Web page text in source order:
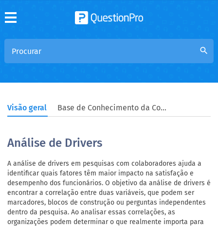
search
Visão geral Base de Conhecimento da Comunidade
Análise de Drivers
A análise de drivers em pesquisas com colaboradores ajuda a
identificar quais fatores têm maior impacto na satisfação e
desempenho dos funcionários. O objetivo da análise de drivers é
encontrar a correlação entre duas variáveis, que podem ser
marcadores, blocos de construção ou perguntas independentes
dentro da pesquisa. Ao analisar essas correlações, as
organizações podem determinar o que realmente importa para